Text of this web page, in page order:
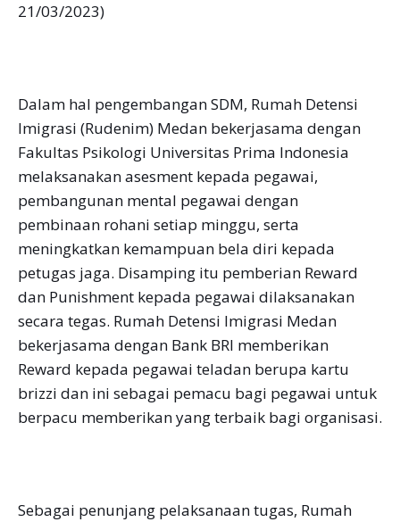
21/03/2023)
Dalam hal pengembangan SDM, Rumah Detensi
Imigrasi (Rudenim) Medan bekerjasama dengan
Fakultas Psikologi Universitas Prima Indonesia
melaksanakan asesment kepada pegawai,
pembangunan mental pegawai dengan
pembinaan rohani setiap minggu, serta
meningkatkan kemampuan bela diri kepada
petugas jaga. Disamping itu pemberian Reward
dan Punishment kepada pegawai dilaksanakan
secara tegas. Rumah Detensi Imigrasi Medan
bekerjasama dengan Bank BRI memberikan
Reward kepada pegawai teladan berupa kartu
brizzi dan ini sebagai pemacu bagi pegawai untuk
berpacu memberikan yang terbaik bagi organisasi.
Sebagai penunjang pelaksanaan tugas, Rumah